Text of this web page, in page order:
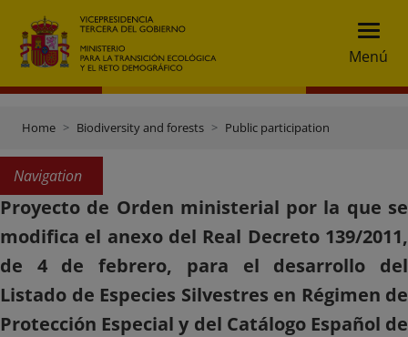
Menú
Home Biodiversity and forests Public participation
Navigation
Proyecto de Orden ministerial por la que se
modifica el anexo del Real Decreto 139/2011,
de 4 de febrero, para el desarrollo del
Listado de Especies Silvestres en Régimen de
Protección Especial y del Catálogo Español de